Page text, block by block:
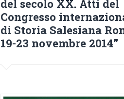
del
carisma
di
Don
del secolo XX. Atti del
Congresso
di Storia Salesiana
19-23 novembre 2014”